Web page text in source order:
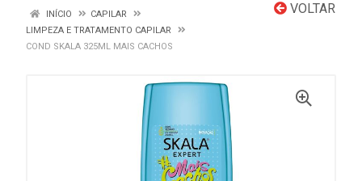
VOLTAR
INÍCIO
CAPILAR
LIMPEZA E TRATAMENTO CAPILAR
COND SKALA 325ML MAIS CACHOS